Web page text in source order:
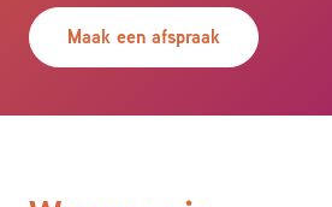
Maak een afspraak